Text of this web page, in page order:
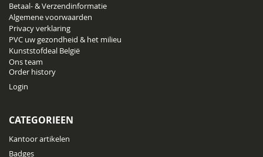
Betaal- & Verzendinformatie
Algemene voorwaarden
Privacy verklaring
PVC uw gezondheid & het milieu
Kunststofdeal België
Ons team
Order history
Login
CATEGORIEEN
Kantoor artikelen
Badges